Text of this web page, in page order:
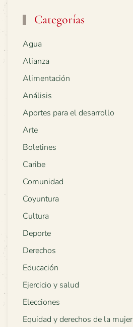
Categorías
Agua
Alianza
Alimentación
Análisis
Aportes para el desarrollo
Arte
Boletines
Caribe
Comunidad
Coyuntura
Cultura
Deporte
Derechos
Educación
Ejercicio y salud
Elecciones
Equidad y derechos de la mujer